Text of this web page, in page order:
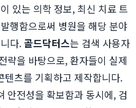
있는 의학 정보, 최신 치료 트
행함으로써 병원을 해당 분야
다. 골드닥터스는 검색 사용자
략을 바탕으로, 환자들이 실제
츠를 기획하고 제작합니다.
안전성을 확보함과 동시에, 검